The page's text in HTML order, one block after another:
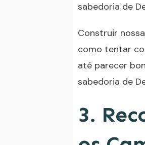
sabedoria de
Construir
como tentar
até parecer
sabedoria de
3.